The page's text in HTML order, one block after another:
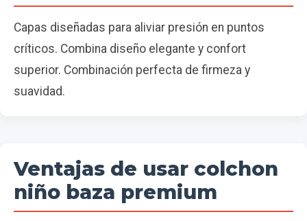
Capas diseñadas para aliviar presión en puntos
críticos. Combina diseño elegante y confort
superior. Combinación perfecta de firmeza y
suavidad.
Ventajas de usar colchon
niño baza premium